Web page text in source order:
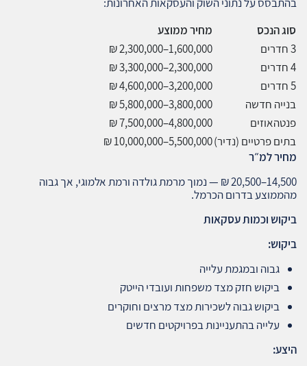
סוג הנכס
מחיר ממוצע
3 חדרים
1,600,000–2,300,000 ₪
4 חדרים
2,300,000–3,300,000 ₪
5 חדרים
3,200,000–4,600,000 ₪
בנייה חדשה
3,800,000–5,800,000 ₪
פנטהאוזים
4,800,000–7,500,000 ₪
בתים פרטיים (נדיר)5,500,000–10,000,000 ₪
מחיר למ״ר
14,500–20,500 ₪ — נמוך מרמת גולדה ורמת אלמוגי, אך גבוה
מהממוצע בדרום הכרמל.
ביקוש וכמות עסקאות
ביקוש:
גבוה ובמגמת עלייה
ביקוש חזק מצד משפחות ועובדי הייטק
ביקוש גבוה לשכירות מצד מרצים וחוקרים
עלייה בהתעניינות בפרויקטים חדשים
היצע: